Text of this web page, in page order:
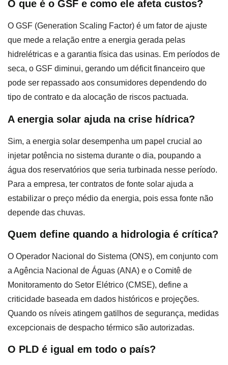
O que é o GSF e como ele afeta custos?
O GSF (Generation Scaling Factor) é um fator de ajuste
que mede a relação entre a energia gerada pelas
hidrelétricas e a garantia física das usinas. Em períodos de
seca, o GSF diminui, gerando um déficit financeiro que
pode ser repassado aos consumidores dependendo do
tipo de contrato e da alocação de riscos pactuada.
A energia solar ajuda na crise hídrica?
Sim, a energia solar desempenha um papel crucial ao
injetar potência no sistema durante o dia, poupando a
água dos reservatórios que seria turbinada nesse período.
Para a empresa, ter contratos de fonte solar ajuda a
estabilizar o preço médio da energia, pois essa fonte não
depende das chuvas.
Quem define quando a hidrologia é crítica?
O Operador Nacional do Sistema (ONS), em conjunto com
a Agência Nacional de Águas (ANA) e o Comitê de
Monitoramento do Setor Elétrico (CMSE), define a
criticidade baseada em dados históricos e projeções.
Quando os níveis atingem gatilhos de segurança, medidas
excepcionais de despacho térmico são autorizadas.
O PLD é igual em todo o país?